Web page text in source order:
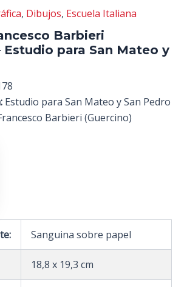
, Dibujos, Escuela Italiana
Barbieri
Estudio para San Mateo y
Estudio para San Mateo y San Pedro
Barbieri (Guercino)
Sanguina sobre papel
18,8 x 19,3 cm